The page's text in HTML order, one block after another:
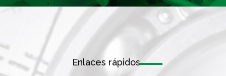
Enlaces rápidos